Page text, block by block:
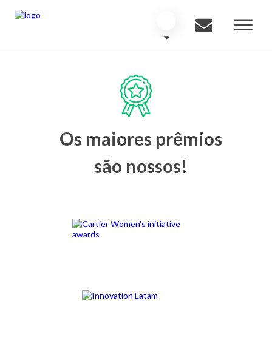
Os maiores prêmios
são nossos!